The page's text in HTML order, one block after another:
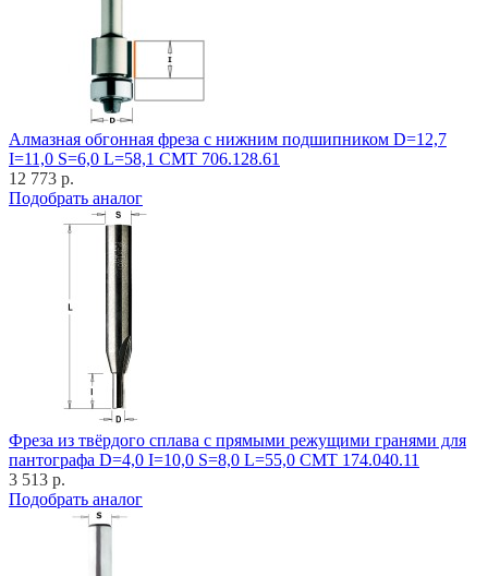
Алмазная обгонная фреза с нижним подшипником D=12,7
I=11,0 S=6,0 L=58,1 CMT 706.128.61
12 773 р.
Подобрать аналог
Фреза из твёрдого сплава с прямыми режущими гранями для
пантографа D=4,0 I=10,0 S=8,0 L=55,0 CMT 174.040.11
3 513 р.
Подобрать аналог